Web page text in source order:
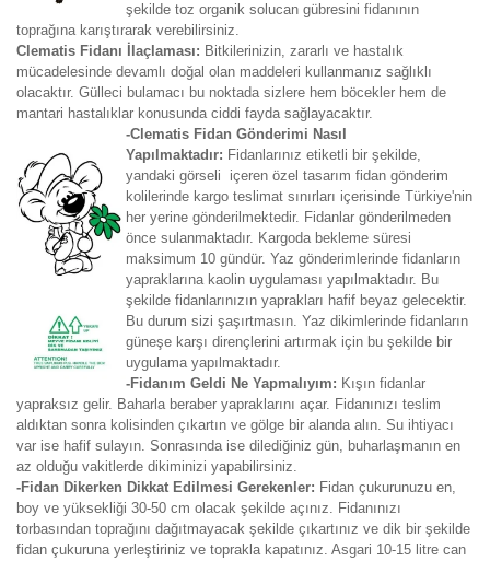
şekilde toz organik solucan gübresini fidanının
toprağına karıştırarak verebilirsiniz.
Clematis Fidanı İlaçlaması: Bitkilerinizin, zararlı ve hastalık
mücadelesinde devamlı doğal olan maddeleri kullanmanız sağlıklı
olacaktır. Gülleci bulamacı bu noktada sizlere hem böcekler hem de
mantari hastalıklar konusunda ciddi fayda sağlayacaktır.
-Clematis Fidan Gönderimi Nasıl
Yapılmaktadır: Fidanlarınız etiketli bir şekilde,
yandaki görseli içeren özel tasarım fidan gönderim
kolilerinde kargo teslimat sınırları içerisinde Türkiye'nin
her yerine gönderilmektedir. Fidanlar gönderilmeden
önce sulanmaktadır. Kargoda bekleme süresi
maksimum 10 gündür. Yaz gönderimlerinde fidanların
yapraklarına kaolin uygulaması yapılmaktadır. Bu
şekilde fidanlarınızın yaprakları hafif beyaz gelecektir.
Bu durum sizi şaşırtmasın. Yaz dikimlerinde fidanların
güneşe karşı dirençlerini artırmak için bu şekilde bir
uygulama yapılmaktadır.
-Fidanım Geldi Ne Yapmalıyım: Kışın fidanlar
yapraksız gelir. Baharla beraber yapraklarını açar. Fidanınızı teslim
aldıktan sonra kolisinden çıkartın ve gölge bir alanda alın. Su ihtiyacı
var ise hafif sulayın. Sonrasında ise dilediğiniz gün, buharlaşmanın en
az olduğu vakitlerde dikiminizi yapabilirsiniz.
-Fidan Dikerken Dikkat Edilmesi Gerekenler: Fidan çukurunuzu en,
boy ve yüksekliği 30-50 cm olacak şekilde açınız. Fidanınızı
torbasından toprağını dağıtmayacak şekilde çıkartınız ve dik bir şekilde
fidan çukuruna yerleştiriniz ve toprakla kapatınız. Asgari 10-15 litre can